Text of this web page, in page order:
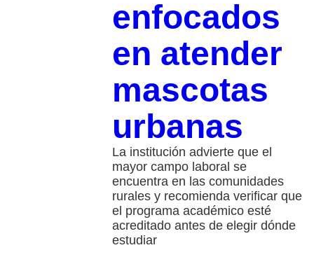
enfocados
en atender
mascotas
urbanas
La institución advierte que el
mayor campo laboral se
encuentra en las comunidades
rurales y recomienda verificar que
el programa académico esté
acreditado antes de elegir dónde
estudiar